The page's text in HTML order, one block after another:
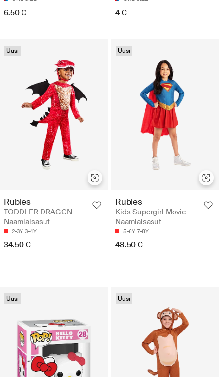
6.50 € 4 €
Uusi
Rubies
TODDLER DRAGON -
Naamiaisasut
2-3Y 3-4Y
34.50 €
Uusi
Rubies
Kids Supergirl Movie -
Naamiaisasut
5-6Y 7-8Y
48.50 €
Uusi Uusi